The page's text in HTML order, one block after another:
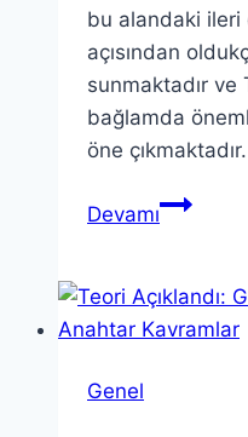
bu alandaki ileri
açısından
sunmaktadır ve
bağlamda
öne çıkmaktadır.
DevamıTeorik
Yenilik
Merkezi
Genel